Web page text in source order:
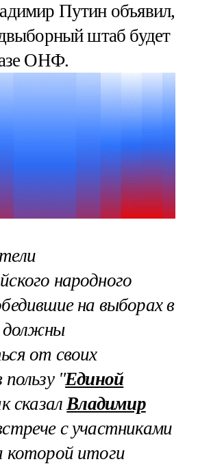
Путин объявил,
штаб будет
ОНФ.
народного
на выборах в
должны
от своих
"Единой
сказал Владимир
с участниками
итоги